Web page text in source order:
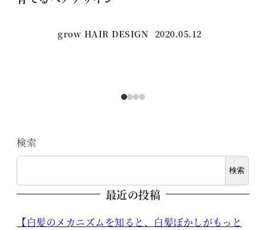
grow HAIR DESIGN 投稿日
2020.05.12
検索
検索
最近の投稿
【白髪のメカニズムを知ると、白髪ぼかしがもっと